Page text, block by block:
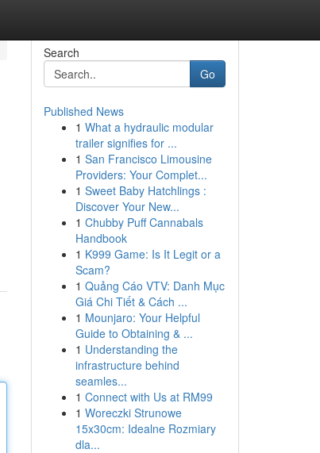
Search
Go
Published News
1 What a hydraulic modular
trailer signifies for ...
1 San Francisco Limousine
Providers: Your Complet...
1 Sweet Baby Hatchlings :
Discover Your New...
1 Chubby Puff Cannabals
Handbook
1 K999 Game: Is It Legit or a
Scam?
1 Quảng Cáo VTV: Danh Mục
Giá Chi Tiết & Cách ...
1 Mounjaro: Your Helpful
Guide to Obtaining & ...
1 Understanding the
infrastructure behind
seamles...
1 Connect with Us at RM99
1 Woreczki Strunowe
15x30cm: Idealne Rozmiary
dla...